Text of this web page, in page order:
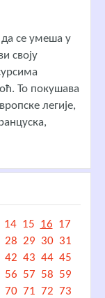
се умеша у
своју
То покушава
легије,
14 15 16 17
28 29 30 31
42 43 44 45
56 57 58 59
70 71 72 73